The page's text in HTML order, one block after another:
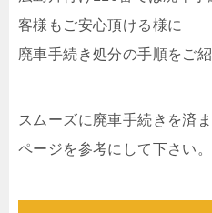
客様もご安心頂ける様に
廃車手続き処分の手順をご
スムーズに廃車手続きを済
ページを参考にして下さい。